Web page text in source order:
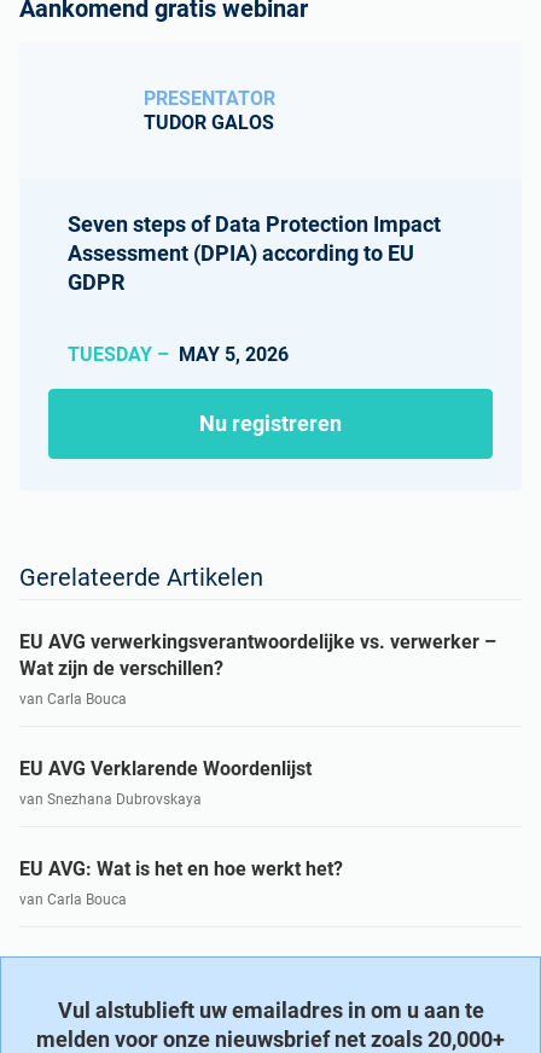
Aankomend gratis webinar
PRESENTATOR
TUDOR GALOS
Seven steps of Data Protection Impact
Assessment (DPIA) according to EU
GDPR
TUESDAY – MAY 5, 2026
Nu registreren
Gerelateerde Artikelen
EU AVG verwerkingsverantwoordelijke vs. verwerker –
Wat zijn de verschillen?
van Carla Bouca
EU AVG Verklarende Woordenlijst
van Snezhana Dubrovskaya
EU AVG: Wat is het en hoe werkt het?
van Carla Bouca
Vul alstublieft uw emailadres in om u aan te
melden voor onze nieuwsbrief net zoals 20,000+